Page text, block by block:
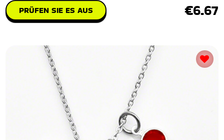
PRÜFEN SIE ES AUS €6.67